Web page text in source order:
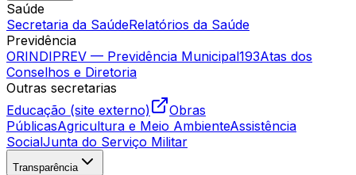
Saúde
Secretaria da SaúdeRelatórios da Saúde
Previdência
ORINDIPREV — Previdência Municipal193Atas dos
Conselhos e Diretoria
Outras secretarias
Educação (site externo)
Obras
PúblicasAgricultura e Meio AmbienteAssistência
SocialJunta do Serviço Militar
Transparência